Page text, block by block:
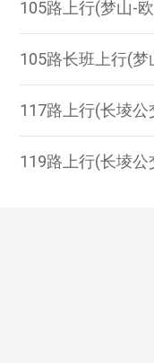
105路上行(梦山-
105路长班上行(
117路上行(长堎公
119路上行(长堎